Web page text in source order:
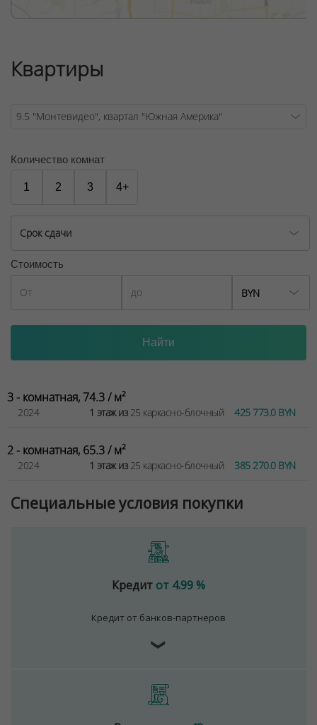
ООО "Твоя столицаконсалт", УНП 190285638, лицензия
Договор на оказание риэлтерских услуг № 448/6, от
04.09.2025
Квартиры
Количество комнат
1 2 3 4+
Срок сдачи
Стоимость
BYN
3 - комнатная, 74.3 / м²
2024 1 этаж из25 каркасно-блочный 425 773.0 BYN
2 - комнатная, 65.3 / м²
2024 1 этаж из25 каркасно-блочный 385 270.0 BYN
Специальные условия покупки
Кредит от 4.99 %
Кредит от банков-партнеров
❯